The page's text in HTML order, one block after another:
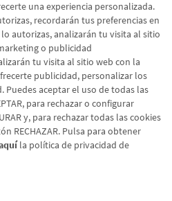
una experiencia personalizada.
recordarán tus preferencias en
autorizas, analizarán tu visita al sitio
o publicidad
tu visita al sitio web con la
publicidad, personalizar los
Puedes aceptar el uso de todas las
para rechazar o configurar
y, para rechazar todas las cookies
RECHAZAR. Pulsa para obtener
la política de privacidad de